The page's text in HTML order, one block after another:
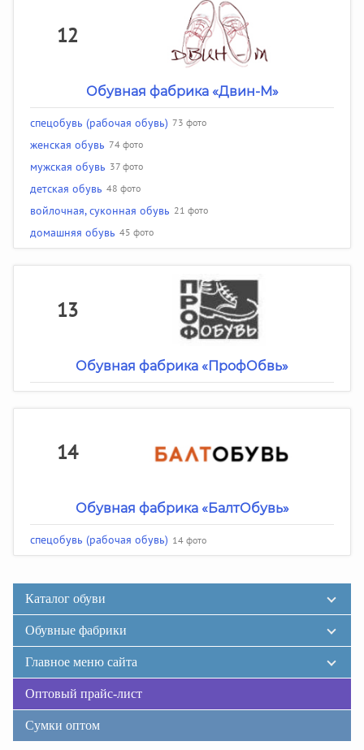
12
Обувная фабрика «Двин-М»
спецобувь (рабочая обувь) 73 фото
женская обувь 74 фото
мужская обувь 37 фото
детская обувь 48 фото
войлочная, суконная обувь 21 фото
домашняя обувь 45 фото
13
Обувная фабрика «ПрофОбвь»
14
Обувная фабрика «БалтОбувь»
спецобувь (рабочая обувь) 14 фото
Каталог обуви
Обувные фабрики
Главное меню сайта
Оптовый прайс-лист
Сумки оптом